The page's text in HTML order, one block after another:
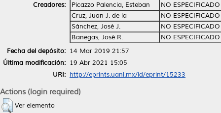
Creadores:
Picazzo Palencia, Esteban
NO ESPECIFICADO
Cruz, Juan J. de la
NO ESPECIFICADO
Sánchez, José J.
NO ESPECIFICADO
Banegas, José R.
NO ESPECIFICADO
Fecha del depósito: 14 Mar 2019 21:57
Última modificación: 19 Abr 2021 15:05
URI: http://eprints.uanl.mx/id/eprint/15233
Actions (login required)
Ver elemento